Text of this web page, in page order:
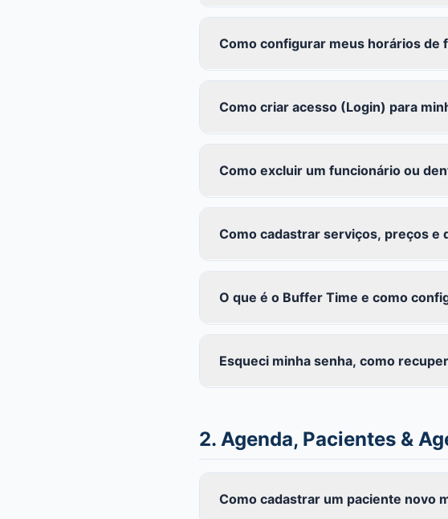
Como configurar meus horários de
Como criar acesso (Login) para
Como excluir um funcionário ou
Como cadastrar serviços, preços e
O que é o Buffer Time e como
Esqueci minha senha, como
2. Agenda, Pacientes &
Como cadastrar um paciente novo